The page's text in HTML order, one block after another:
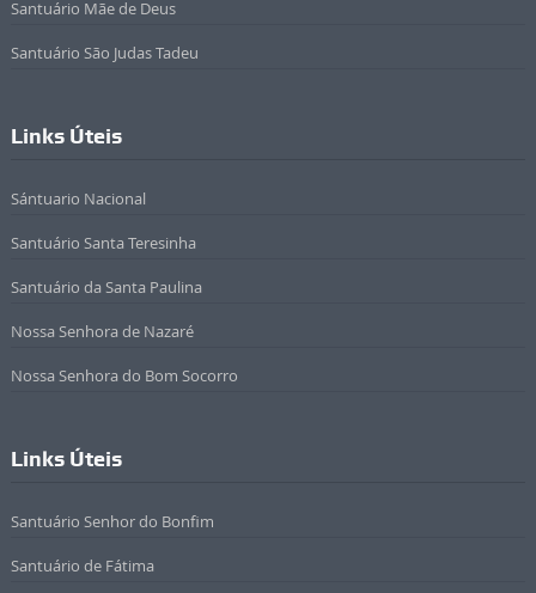
Santuário Mãe de Deus
Santuário São Judas Tadeu
Links Úteis
Sántuario Nacional
Santuário Santa Teresinha
Santuário da Santa Paulina
Nossa Senhora de Nazaré
Nossa Senhora do Bom Socorro
Links Úteis
Santuário Senhor do Bonfim
Santuário de Fátima